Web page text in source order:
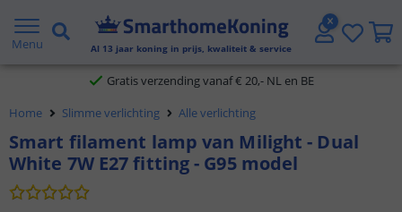
Menu Al 13 jaar koning in prijs, kwaliteit & service
2 jaar garantie
Gratis verzending vanaf € 20,- NL en BE
Klantbeoordeling 9.1
Voor 23:45 uur besteld,morgen in huis
Home Slimme verlichting Alle verlichting
Smart filament lamp van Milight - Dual
White 7W E27 fitting - G95 model